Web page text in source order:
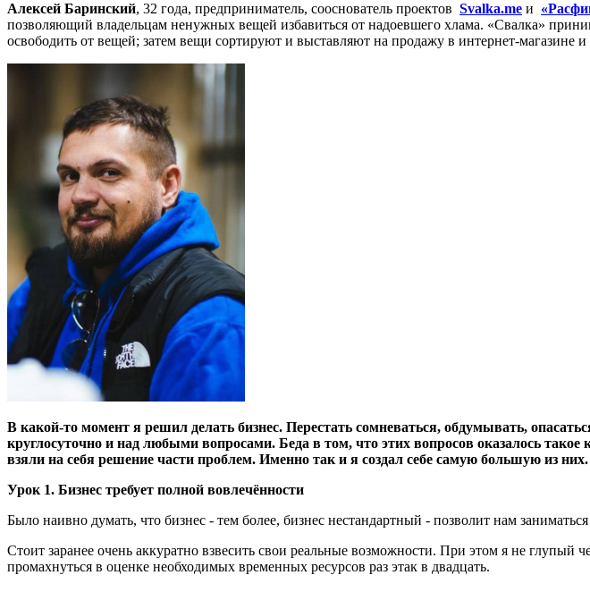
Алексей Баринский, 32 года, предприниматель, сооснователь проектов Svalka.me и
позволяющий владельцам ненужных вещей избавиться от надоевшего хлама. «Свалка»
освободить от вещей; затем вещи сортируют и выставляют на продажу в интернет-магазине
В какой-то момент я решил делать бизнес. Перестать сомневаться, обдумывать,
круглосуточно и над любыми вопросами. Беда в том, что этих вопросов оказалось
взяли на себя решение части проблем. Именно так и я создал себе самую большую из них.
Урок 1. Бизнес требует полной вовлечённости
Было наивно думать, что бизнес - тем более, бизнес нестандартный - позволит нам
Стоит заранее очень аккуратно взвесить свои реальные возможности. При этом я не
промахнуться в оценке необходимых временных ресурсов раз этак в двадцать.